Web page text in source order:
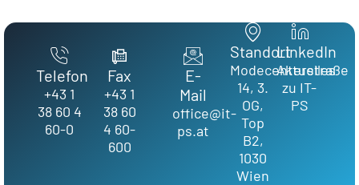
Telefon
+43 1
38 60 4
60-0
Fax
+43 1
38 60
4 60-
600
E-
Mail
office@it-
ps.at
Standort
Modecenterstraße
14, 3.
OG,
Top
B2,
1030
Wien
LinkedIn
Aktuelles
zu IT-
PS